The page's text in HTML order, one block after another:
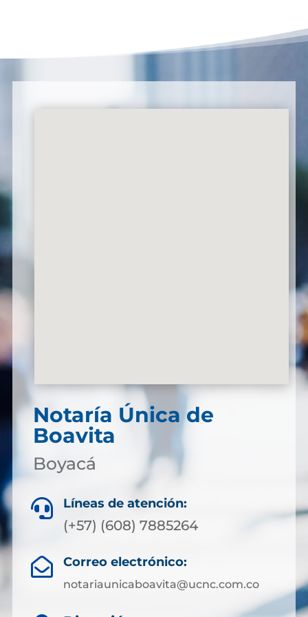
Notaría Única de
Boavita
Boyacá
 Líneas de atención:
(+57) (608) 7885264
 Correo electrónico:
notariaunicaboavita@ucnc.com.co